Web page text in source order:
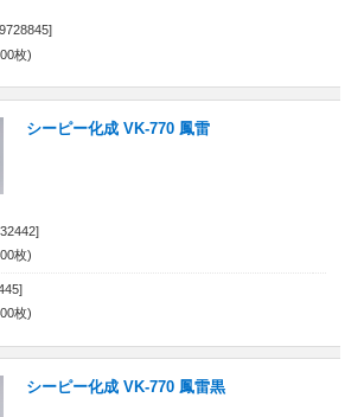
枚
シーピー化成 VK-770 鳳雷
枚
枚
シーピー化成 VK-770 鳳雷黒